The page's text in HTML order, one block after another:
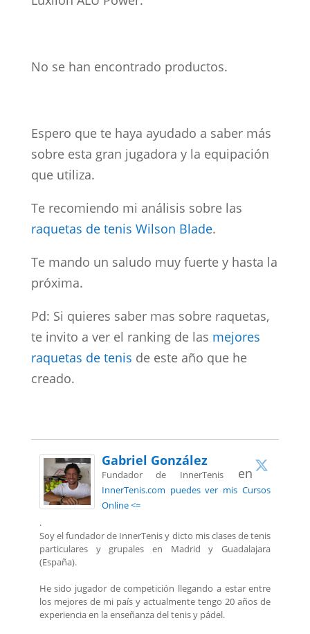
No se han encontrado productos.
Espero que te haya ayudado a saber más
sobre esta gran jugadora y la equipación
que utiliza.
Te recomiendo mi análisis sobre las
raquetas de tenis Wilson Blade.
Te mando un saludo muy fuerte y hasta la
próxima.
Pd: Si quieres saber mas sobre raquetas,
te invito a ver el ranking de las mejores
raquetas de tenis de este año que he
creado.
Gabriel González
Fundador de InnerTenisen
InnerTenis.com puedes ver mis Cursos
Online <=
.
Soy el fundador de InnerTenis y dicto mis clases de tenis
particulares y grupales en Madrid y Guadalajara
(España).
He sido jugador de competición llegando a estar entre
los mejores de mi país y actualmente tengo 20 años de
experiencia en la enseñanza del tenis y pádel.